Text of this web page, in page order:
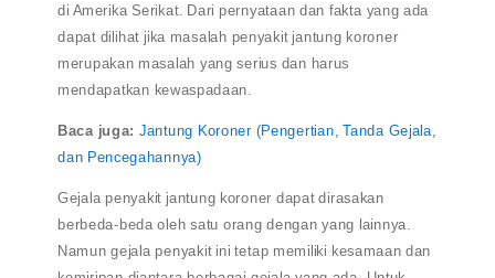
di Amerika Serikat. Dari pernyataan dan fakta yang ada
dapat dilihat jika masalah penyakit jantung koroner
merupakan masalah yang serius dan harus
mendapatkan kewaspadaan.
Baca juga: Jantung Koroner (Pengertian, Tanda Gejala,
dan Pencegahannya)
Gejala penyakit jantung koroner dapat dirasakan
berbeda-beda oleh satu orang dengan yang lainnya.
Namun gejala penyakit ini tetap memiliki kesamaan dan